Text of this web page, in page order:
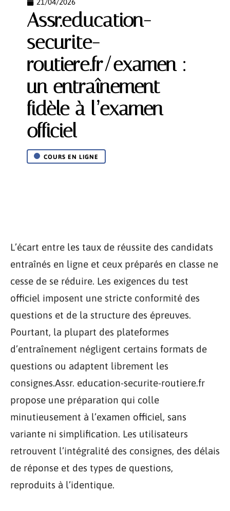
21/04/2026
Assr.education-
securite-
routiere.fr/examen :
un entraînement
fidèle à l’examen
officiel
COURS EN LIGNE
L’écart entre les taux de réussite des candidats
entraînés en ligne et ceux préparés en classe ne
cesse de se réduire. Les exigences du test
officiel imposent une stricte conformité des
questions et de la structure des épreuves.
Pourtant, la plupart des plateformes
d’entraînement négligent certains formats de
questions ou adaptent librement les
consignes.Assr. education-securite-routiere.fr
propose une préparation qui colle
minutieusement à l’examen officiel, sans
variante ni simplification. Les utilisateurs
retrouvent l’intégralité des consignes, des délais
de réponse et des types de questions,
reproduits à l’identique.